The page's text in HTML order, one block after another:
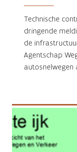
Technische
dringende
de
Agentschap
autosnelwegen